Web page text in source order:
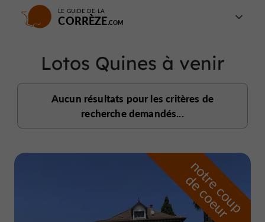
LE GUIDE DE LA
CORRÈZE
Lotos Quines à venir
Aucun résultats pour les critères de
recherche demandés...
n
o
t
r
e
c
o
u
p
d
e
c
o
e
u
r